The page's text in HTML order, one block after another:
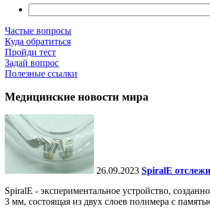
Частые вопросы
Куда обратиться
Пройди тест
Задай вопрос
Полезные ссылки
Медицинские новости мира
26.09.2023 SpiralE
SpiralE - экспериментальное устройство,
3 мм, состоящая из двух слоев полимера с